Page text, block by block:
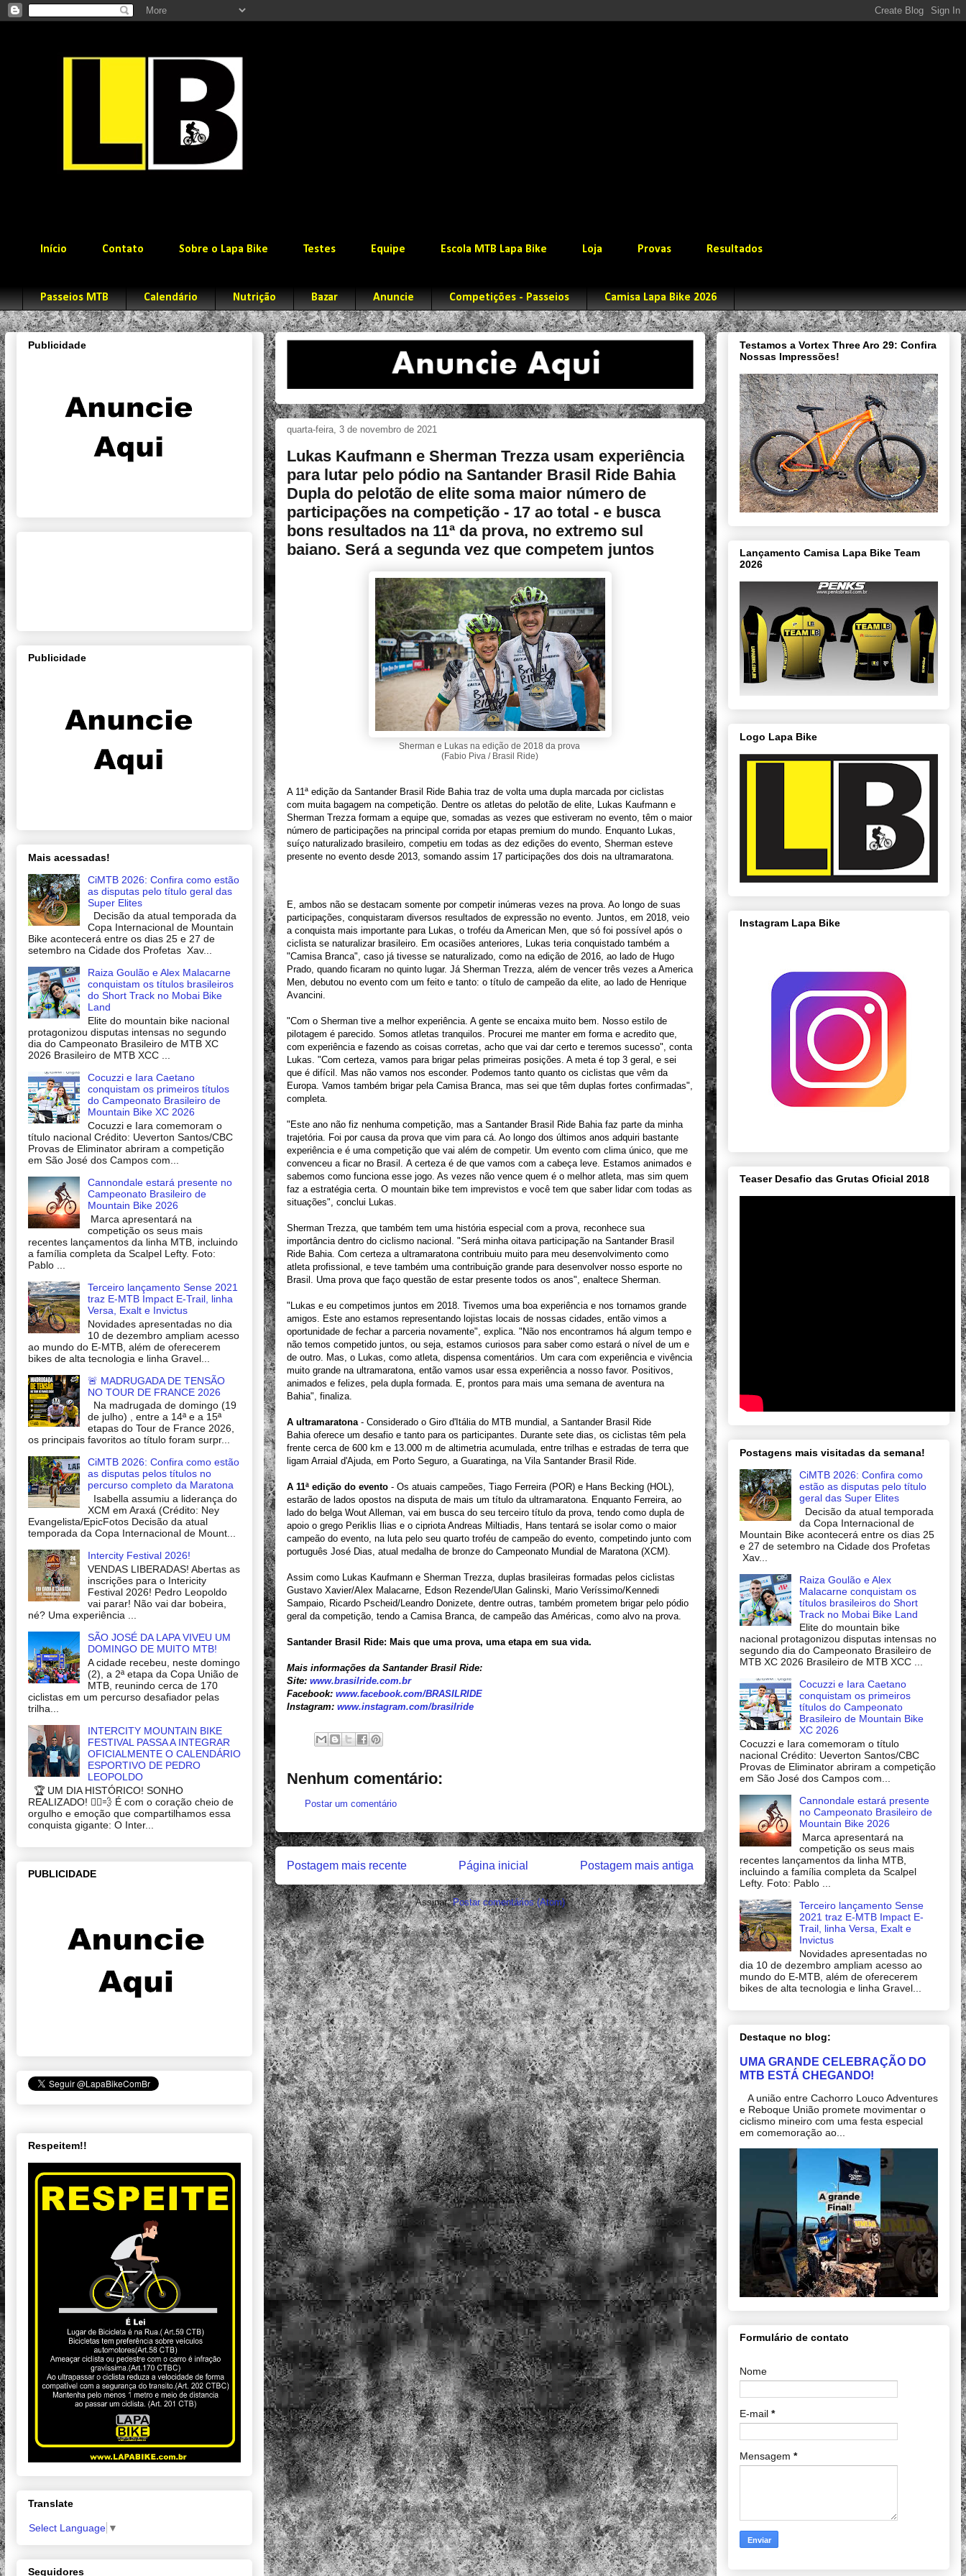
Início Contato Sobre o Lapa Bike Testes Equipe Escola MTB Lapa Bike Loja Provas Resultados
Passeios MTB Calendário Nutrição Bazar Anuncie Competições - Passeios Camisa Lapa Bike 2026
quarta-feira, 3 de novembro de 2021
Lukas Kaufmann e Sherman Trezza usam experiência
para lutar pelo pódio na Santander Brasil Ride Bahia
Dupla do pelotão de elite soma maior número de
participações na competição - 17 ao total - e busca
bons resultados na 11ª da prova, no extremo sul
baiano. Será a segunda vez que competem juntos
Sherman e Lukas na edição de 2018 da prova
(Fabio Piva / Brasil Ride)
A 11ª edição da Santander Brasil Ride Bahia traz de volta uma dupla marcada por ciclistas
com muita bagagem na competição. Dentre os atletas do pelotão de elite, Lukas Kaufmann e
Sherman Trezza formam a equipe que, somadas as vezes que estiveram no evento, têm o maior
número de participações na principal corrida por etapas premium do mundo. Enquanto Lukas,
suíço naturalizado brasileiro, competiu em todas as dez edições do evento, Sherman esteve
presente no evento desde 2013, somando assim 17 participações dos dois na ultramaratona.
E, ambos não se destacam somente por competir inúmeras vezes na prova. Ao longo de suas
participações, conquistaram diversos resultados de expressão no evento. Juntos, em 2018, veio
a conquista mais importante para Lukas, o troféu da American Men, que só foi possível após o
ciclista se naturalizar brasileiro. Em ocasiões anteriores, Lukas teria conquistado também a
"Camisa Branca", caso já tivesse se naturalizado, como na edição de 2016, ao lado de Hugo
Prado, quando ficaram no quinto lugar. Já Sherman Trezza, além de vencer três vezes a America
Men, debutou no evento com um feito e tanto: o título de campeão da elite, ao lado de Henrique
Avancini.
"Com o Sherman tive a melhor experiência. A gente se encaixa muito bem. Nosso estilo de
pilotagem é parecido. Somos atletas tranquilos. Procurei me manter em forma e acredito que,
com experiência e fazendo as coisas corretas, acho que vai dar certo e teremos sucesso", conta
Lukas. "Com certeza, vamos para brigar pelas primeiras posições. A meta é top 3 geral, e sei
que é difícil. Mas não vamos nos esconder. Podemos tanto quanto os ciclistas que vêm da
Europa. Vamos também brigar pela Camisa Branca, mas sei que têm duplas fortes confirmadas",
completa.
"Este ano não fiz nenhuma competição, mas a Santander Brasil Ride Bahia faz parte da minha
trajetória. Foi por causa da prova que vim para cá. Ao longo dos últimos anos adquiri bastante
experiência e é uma competição que vai além de competir. Um evento com clima único, que me
convenceu a ficar no Brasil. A certeza é de que vamos com a cabeça leve. Estamos animados e
sabemos como funciona esse jogo. As vezes não vence quem é o melhor atleta, mas sim quem
faz a estratégia certa. O mountain bike tem imprevistos e você tem que saber lidar com todas as
situações", conclui Lukas.
Sherman Trezza, que também tem uma história especial com a prova, reconhece sua
importância dentro do ciclismo nacional. "Será minha oitava participação na Santander Brasil
Ride Bahia. Com certeza a ultramaratona contribuiu muito para meu desenvolvimento como
atleta profissional, e teve também uma contribuição grande para desenvolver nosso esporte no
Brasil. Uma prova que faço questão de estar presente todos os anos", enaltece Sherman.
"Lukas e eu competimos juntos em 2018. Tivemos uma boa experiência e nos tornamos grande
amigos. Este ano estamos representando lojistas locais de nossas cidades, então vimos a
oportunidade de fechar a parceria novamente", explica. "Não nos encontramos há algum tempo e
não temos competido juntos, ou seja, estamos curiosos para saber como estará o nível de um e
de outro. Mas, o Lukas, como atleta, dispensa comentários. Um cara com experiência e vivência
muito grande na ultramaratona, então vamos usar essa experiência a nosso favor. Positivos,
animados e felizes, pela dupla formada. E, prontos para mais uma semana de aventura na
Bahia", finaliza.
A ultramaratona - Considerado o Giro d'Itália do MTB mundial, a Santander Brasil Ride
Bahia oferece um desafio e tanto para os participantes. Durante sete dias, os ciclistas têm pela
frente cerca de 600 km e 13.000 m de altimetria acumulada, entre trilhas e estradas de terra que
ligam Arraial d'Ajuda, em Porto Seguro, a Guaratinga, na Vila Santander Brasil Ride.
A 11ª edição do evento - Os atuais campeões, Tiago Ferreira (POR) e Hans Becking (HOL),
estarão de lados opostos na disputa de mais um título da ultramaratona. Enquanto Ferreira, ao
lado do belga Wout Alleman, vai em busca do seu terceiro título da prova, tendo como dupla de
apoio o grego Periklis Ilias e o cipriota Andreas Miltiadis, Hans tentará se isolar como o maior
campeão do evento, na luta pelo seu quarto troféu de campeão do evento, competindo junto com
português José Dias, atual medalha de bronze do Campeonato Mundial de Maratona (XCM).
Assim como Lukas Kaufmann e Sherman Trezza, duplas brasileiras formadas pelos ciclistas
Gustavo Xavier/Alex Malacarne, Edson Rezende/Ulan Galinski, Mario Veríssimo/Kennedi
Sampaio, Ricardo Pscheid/Leandro Donizete, dentre outras, também prometem brigar pelo pódio
geral da competição, tendo a Camisa Branca, de campeão das Américas, como alvo na prova.
Santander Brasil Ride: Mais que uma prova, uma etapa em sua vida.
Mais informações da Santander Brasil Ride:
Site: www.brasilride.com.br
Facebook: www.facebook.com/BRASILRIDE
Instagram: www.instagram.com/brasilride
Nenhum comentário:
Postar um comentário
Postagem mais recente Postagem mais antiga
Página inicial
Assinar:Postar comentários (Atom)
Publicidade
Publicidade
Mais acessadas!
CiMTB 2026: Confira como estão
as disputas pelo título geral das
Super Elites
Decisão da atual temporada da
Copa Internacional de Mountain
Bike acontecerá entre os dias 25 e 27 de
setembro na Cidade dos Profetas Xav...
Raiza Goulão e Alex Malacarne
conquistam os títulos brasileiros
do Short Track no Mobai Bike
Land
Elite do mountain bike nacional
protagonizou disputas intensas no segundo
dia do Campeonato Brasileiro de MTB XC
2026 Brasileiro de MTB XCC ...
Cocuzzi e Iara Caetano
conquistam os primeiros títulos
do Campeonato Brasileiro de
Mountain Bike XC 2026
Cocuzzi e Iara comemoram o
título nacional Crédito: Ueverton Santos/CBC
Provas de Eliminator abriram a competição
em São José dos Campos com...
Cannondale estará presente no
Campeonato Brasileiro de
Mountain Bike 2026
Marca apresentará na
competição os seus mais
recentes lançamentos da linha MTB, incluindo
a família completa da Scalpel Lefty. Foto:
Pablo ...
Terceiro lançamento Sense 2021
traz E-MTB Impact E-Trail, linha
Versa, Exalt e Invictus
Novidades apresentadas no dia
10 de dezembro ampliam acesso
ao mundo do E-MTB, além de oferecerem
bikes de alta tecnologia e linha Gravel...
🚨 MADRUGADA DE TENSÃO
NO TOUR DE FRANCE 2026
Na madrugada de domingo (19
de julho) , entre a 14ª e a 15ª
etapas do Tour de France 2026,
os principais favoritos ao título foram surpr...
CiMTB 2026: Confira como estão
as disputas pelos títulos no
percurso completo da Maratona
Isabella assumiu a liderança do
XCM em Araxá (Crédito: Ney
Evangelista/EpicFotos Decisão da atual
temporada da Copa Internacional de Mount...
Intercity Festival 2026!
VENDAS LIBERADAS! Abertas as
inscrições para o Intericity
Festival 2026! Pedro Leopoldo
vai parar! Não vai dar bobeira,
né? Uma experiência ...
SÃO JOSÉ DA LAPA VIVEU UM
DOMINGO DE MUITO MTB!
A cidade recebeu, neste domingo
(2), a 2ª etapa da Copa União de
MTB, reunindo cerca de 170
ciclistas em um percurso desafiador pelas
trilha...
INTERCITY MOUNTAIN BIKE
FESTIVAL PASSA A INTEGRAR
OFICIALMENTE O CALENDÁRIO
ESPORTIVO DE PEDRO
LEOPOLDO
🏆 UM DIA HISTÓRICO! SONHO
REALIZADO! 🚴‍♂️💨 É com o coração cheio de
orgulho e emoção que compartilhamos essa
conquista gigante: O Inter...
PUBLICIDADE
Respeitem!!
Translate
Select Language ▼
Seguidores
Testamos a Vortex Three Aro 29: Confira
Nossas Impressões!
Lançamento Camisa Lapa Bike Team
2026
Logo Lapa Bike
Instagram Lapa Bike
Teaser Desafio das Grutas Oficial 2018
Postagens mais visitadas da semana!
CiMTB 2026: Confira como
estão as disputas pelo título
geral das Super Elites
Decisão da atual temporada
da Copa Internacional de
Mountain Bike acontecerá entre os dias 25
e 27 de setembro na Cidade dos Profetas
Xav...
Raiza Goulão e Alex
Malacarne conquistam os
títulos brasileiros do Short
Track no Mobai Bike Land
Elite do mountain bike
nacional protagonizou disputas intensas no
segundo dia do Campeonato Brasileiro de
MTB XC 2026 Brasileiro de MTB XCC ...
Cocuzzi e Iara Caetano
conquistam os primeiros
títulos do Campeonato
Brasileiro de Mountain Bike
XC 2026
Cocuzzi e Iara comemoram o título
nacional Crédito: Ueverton Santos/CBC
Provas de Eliminator abriram a competição
em São José dos Campos com...
Cannondale estará presente
no Campeonato Brasileiro de
Mountain Bike 2026
Marca apresentará na
competição os seus mais
recentes lançamentos da linha MTB,
incluindo a família completa da Scalpel
Lefty. Foto: Pablo ...
Terceiro lançamento Sense
2021 traz E-MTB Impact E-
Trail, linha Versa, Exalt e
Invictus
Novidades apresentadas no
dia 10 de dezembro ampliam acesso ao
mundo do E-MTB, além de oferecerem
bikes de alta tecnologia e linha Gravel...
Destaque no blog:
UMA GRANDE CELEBRAÇÃO DO
MTB ESTÁ CHEGANDO!
A união entre Cachorro Louco Adventures
e Reboque União promete movimentar o
ciclismo mineiro com uma festa especial
em comemoração ao...
Formulário de contato
Nome
E-mail *
Mensagem *